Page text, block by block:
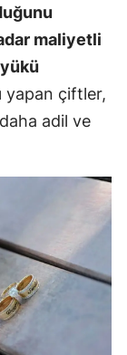
maliyetli
yapan çiftler,
adil ve